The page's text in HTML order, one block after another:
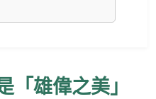
「雄偉之美」